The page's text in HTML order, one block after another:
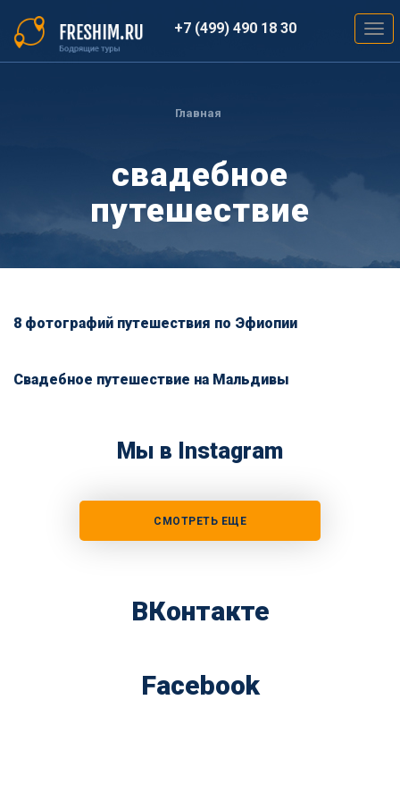
основному
содержанию
+7 (499) 490 18 30
Главная
свадебное
путешествие
8 фотографий путешествия по Эфиопии
Свадебное путешествие на Мальдивы
Мы в Instagram
СМОТРЕТЬ ЕЩЕ
ВКонтакте
Facebook